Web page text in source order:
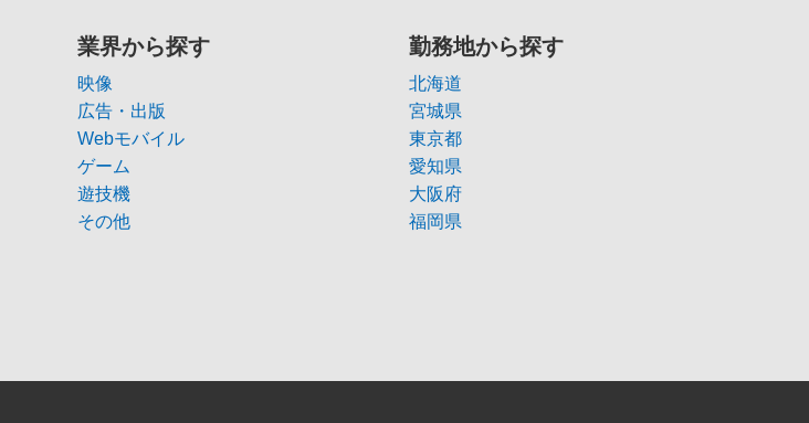
業界から探す
映像
広告・出版
Webモバイル
ゲーム
遊技機
その他
勤務地から探す
北海道
宮城県
東京都
愛知県
大阪府
福岡県